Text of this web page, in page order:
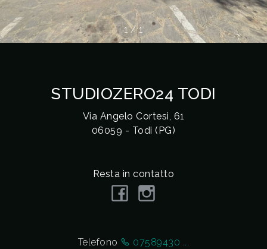
1 / 1
STUDIOZERO24 TODI
Via Angelo Cortesi, 61
06059 - Todi (PG)
Resta in contatto
Telefono 07589430 ...
VALE
LA
Provincia